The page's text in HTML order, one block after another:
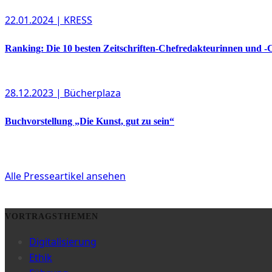
22.01.2024 | KRESS
Ranking: Die 10 besten Zeitschriften-Chefredakteurinnen und -
28.12.2023 | Bücherplaza
Buchvorstellung „Die Kunst, gut zu sein“
Alle Presseartikel ansehen
VORTRAGSTHEMEN
Digitalisierung
Ethik